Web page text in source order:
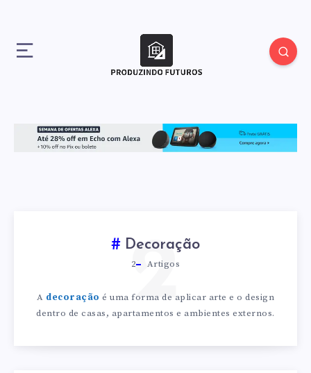
Decoração
2 Artigos
2
A decoração é uma forma de aplicar arte e o design
dentro de casas, apartamentos e ambientes externos.